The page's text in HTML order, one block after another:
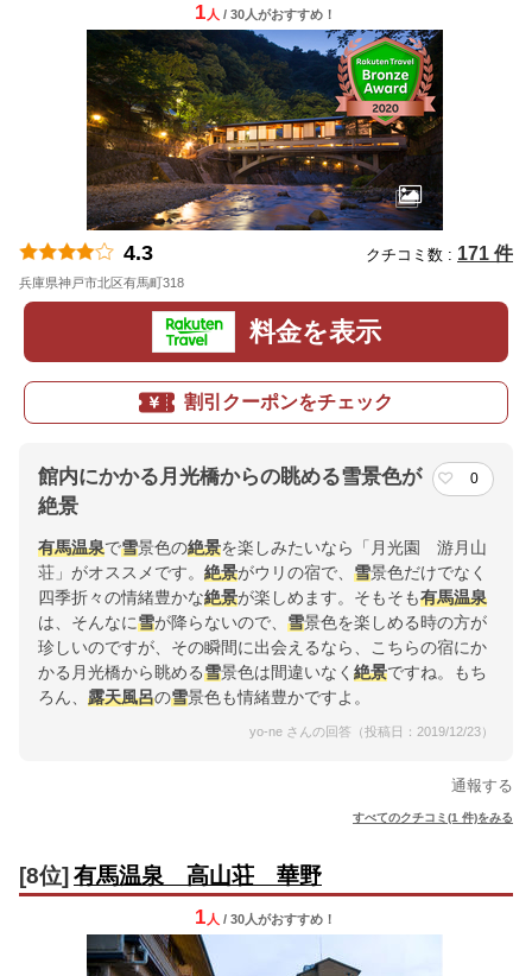
1 人 / 30人がおすすめ！
4.3 クチコミ数 : 171 件
兵庫県神戸市北区有馬町318
料金を表示
割引クーポンをチェック
館内にかかる月光橋からの眺める雪景色が
絶景
0
有馬温泉で雪景色の絶景を楽しみたいなら「月光園 游月山
荘」がオススメです。 絶景がウリの宿で、 雪景色だけでなく
四季折々の情緒豊かな絶景が楽しめます。そもそも有馬温泉
は、そんなに雪が降らないので、 雪景色を楽しめる時の方が
珍しいのですが、その瞬間に出会えるなら、こちらの宿にか
かる月光橋から眺める雪景色は間違いなく 絶景ですね。もち
ろん、 露天風呂の雪景色も情緒豊かですよ。
yo-ne さんの回答（投稿日：2019/12/23）
通報する
すべてのクチコミ(1 件)をみる
[8位] 有馬温泉 高山荘 華野
1 人 / 30人がおすすめ！